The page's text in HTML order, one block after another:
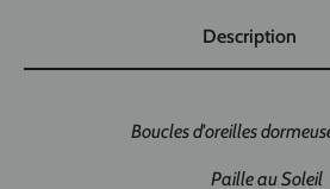
Description
Boucles d'oreilles
Paille au Soleil